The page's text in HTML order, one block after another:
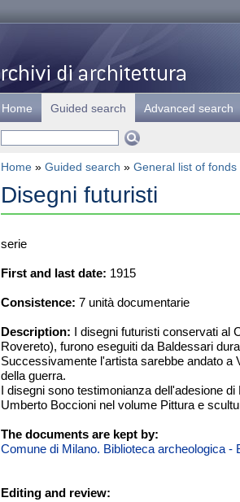
Home Guided search Advanced search
Home » Guided search » General list of fonds
Disegni futuristi
serie
First and last date: 1915
Consistence: 7 unità documentarie
Description: I disegni futuristi conservati al
Rovereto), furono eseguiti da Baldessari
Successivamente l'artista sarebbe andato a
della guerra.
I disegni sono testimonianza dell'adesione
Umberto Boccioni nel volume Pittura e
The documents are kept by:
Comune di Milano. Biblioteca archeologica
Editing and review: